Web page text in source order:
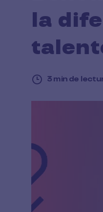
la
3 min de